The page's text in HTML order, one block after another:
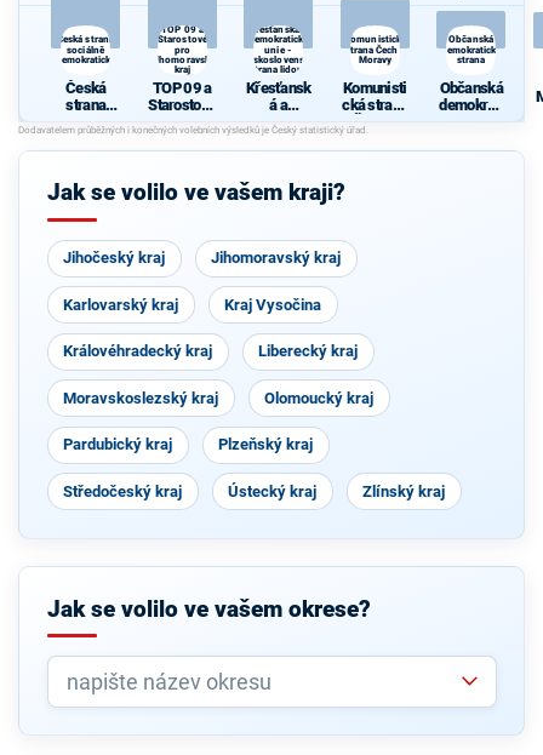
Česká strana
sociálně
demokratická
Česká
strana
sociálně
demokrati
cká
TOP 09 a
Starostové
pro
Jihomoravský
kraj
TOP 09 a
Starostové
pro
Jihomorav
ský kraj
Křesťanská a
demokratická
unie -
Československá
strana lidová
Křesťansk
á a
demokrati
cká unie -
Českoslov
strana
Komunistická
strana Čech a
Moravy
Komunisti
cká strana
Čech a
Moravy
Občanská
demokratická
strana
Občanská
demokrati
cká strana
Jak se volilo ve vašem kraji?
Jihočeský kraj Jihomoravský kraj
Karlovarský kraj Kraj Vysočina
Královéhradecký kraj Liberecký kraj
Moravskoslezský kraj Olomoucký kraj
Pardubický kraj Plzeňský kraj
Středočeský kraj Ústecký kraj Zlínský kraj
Jak se volilo ve vašem okrese?